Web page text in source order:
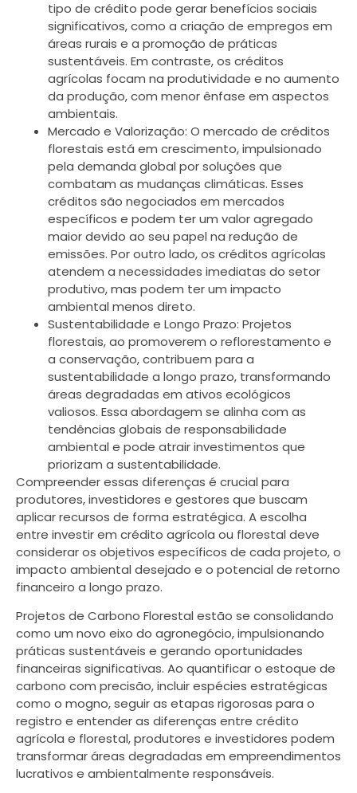
tipo de crédito pode gerar benefícios sociais
significativos, como a criação de empregos em
áreas rurais e a promoção de práticas
sustentáveis. Em contraste, os créditos
agrícolas focam na produtividade e no aumento
da produção, com menor ênfase em aspectos
ambientais.
Mercado e Valorização: O mercado de créditos
florestais está em crescimento, impulsionado
pela demanda global por soluções que
combatam as mudanças climáticas. Esses
créditos são negociados em mercados
específicos e podem ter um valor agregado
maior devido ao seu papel na redução de
emissões. Por outro lado, os créditos agrícolas
atendem a necessidades imediatas do setor
produtivo, mas podem ter um impacto
ambiental menos direto.
Sustentabilidade e Longo Prazo: Projetos
florestais, ao promoverem o reflorestamento e
a conservação, contribuem para a
sustentabilidade a longo prazo, transformando
áreas degradadas em ativos ecológicos
valiosos. Essa abordagem se alinha com as
tendências globais de responsabilidade
ambiental e pode atrair investimentos que
priorizam a sustentabilidade.
Compreender essas diferenças é crucial para
produtores, investidores e gestores que buscam
aplicar recursos de forma estratégica. A escolha
entre investir em crédito agrícola ou florestal deve
considerar os objetivos específicos de cada projeto, o
impacto ambiental desejado e o potencial de retorno
financeiro a longo prazo.
Projetos de Carbono Florestal estão se consolidando
como um novo eixo do agronegócio, impulsionando
práticas sustentáveis e gerando oportunidades
financeiras significativas. Ao quantificar o estoque de
carbono com precisão, incluir espécies estratégicas
como o mogno, seguir as etapas rigorosas para o
registro e entender as diferenças entre crédito
agrícola e florestal, produtores e investidores podem
transformar áreas degradadas em empreendimentos
lucrativos e ambientalmente responsáveis.